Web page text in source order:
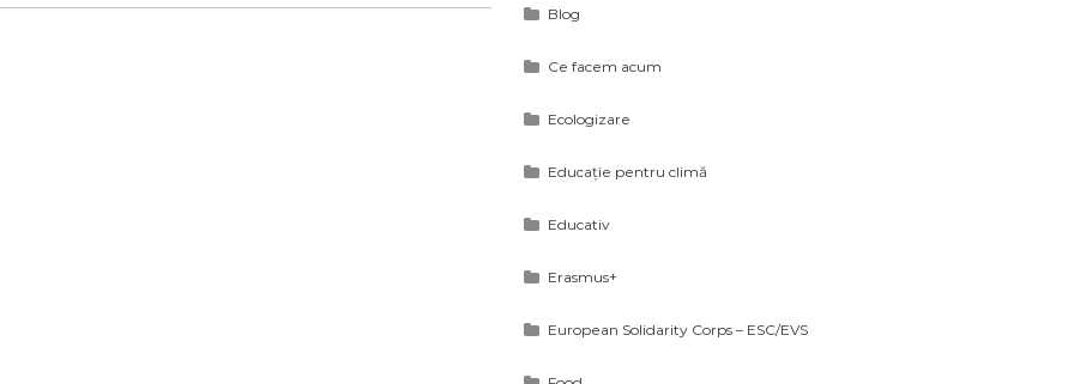
Blog
Ce facem acum
Ecologizare
Educație pentru climă
Educativ
Erasmus+
European Solidarity Corps – ESC/EVS